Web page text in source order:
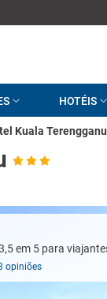
HOTÉIS
Kuala Terengganu
opiniões